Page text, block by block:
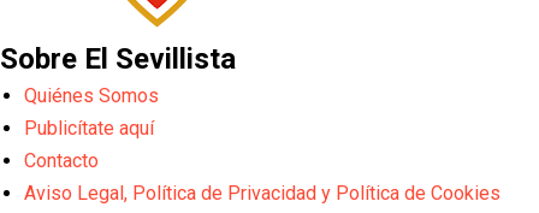
Sobre El Sevillista
Quiénes Somos
Publicítate aquí
Contacto
Aviso Legal, Política de Privacidad y Política de Cookies